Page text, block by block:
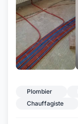
Plombier
Chauffagiste